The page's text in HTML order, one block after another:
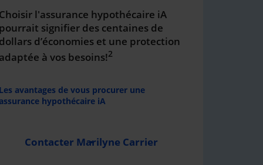
Choisir l'assurance hypothécaire iA
pourrait signifier des centaines de
dollars d’économies et une protection
adaptée à vos besoins!2
Les avantages de vous procurer une
assurance hypothécaire iA
Contacter Marilyne Carrier